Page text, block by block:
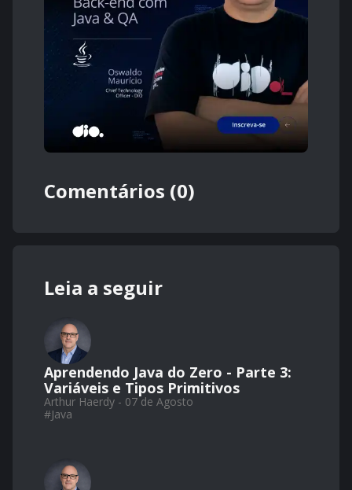
Comentários (0)
Leia a seguir
Aprendendo Java do Zero - Parte 3:
Variáveis e Tipos Primitivos
Arthur Haerdy - 07 de Agosto
#Java